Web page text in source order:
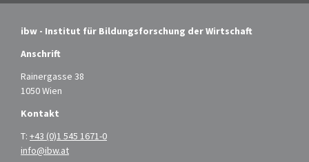
ibw - Institut für Bildungsforschung der Wirtschaft
Anschrift
Rainergasse 38
1050 Wien
Kontakt
T: +43 (0)1 545 1671-0
info@ibw.at